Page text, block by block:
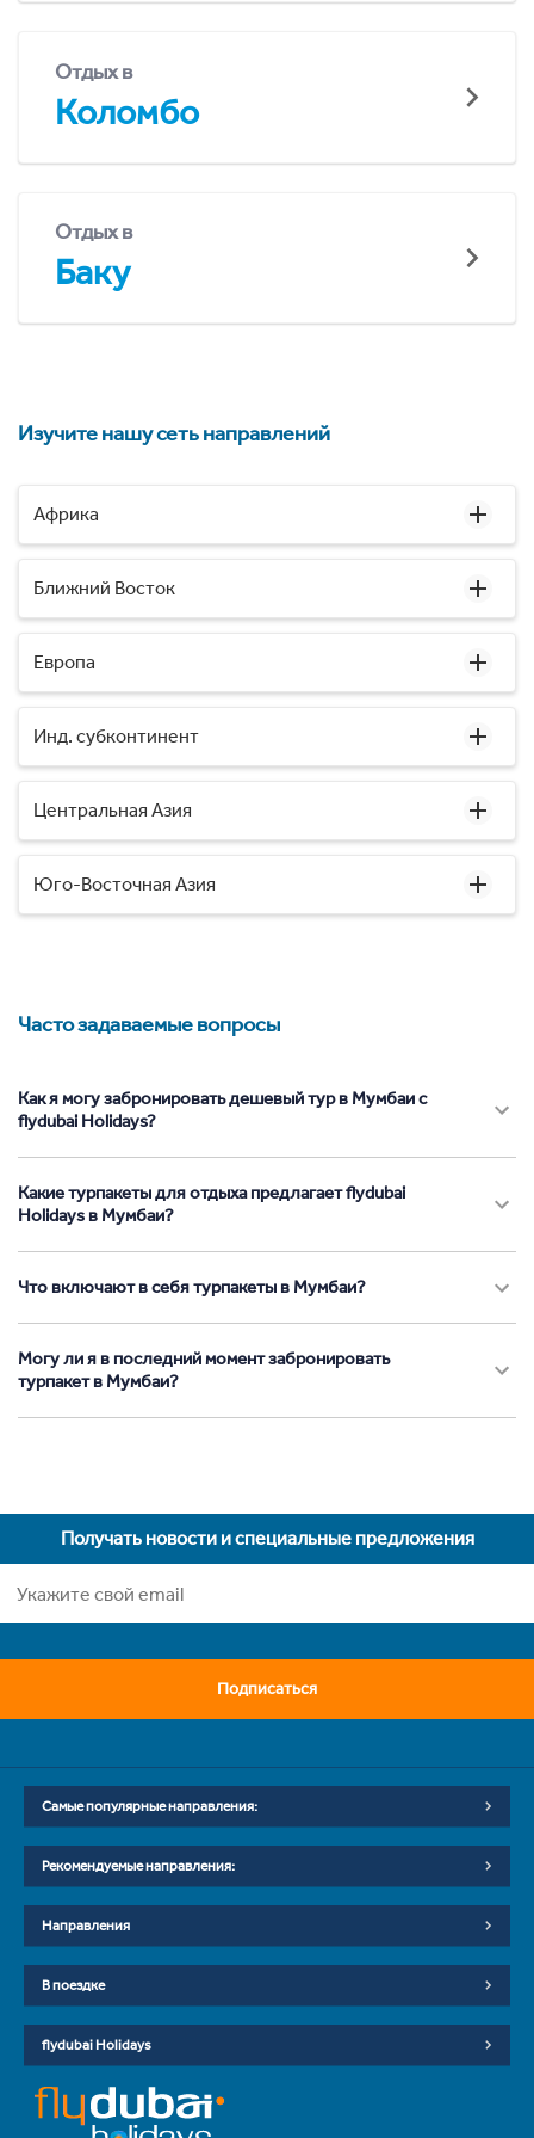
Отдых в
Коломбо
Отдых в
Баку
Изучите нашу сеть направлений
Африка
Ближний Восток
Европа
Инд. субконтинент
Центральная Азия
Юго-Восточная Азия
Часто задаваемые вопросы
Как я могу забронировать дешевый тур в Мумбаи с
flydubai Holidays?
Какие турпакеты для отдыха предлагает flydubai
Holidays в Мумбаи?
Что включают в себя турпакеты в Мумбаи?
Могу ли я в последний момент забронировать
турпакет в Мумбаи?
Получать новости и специальные предложения
Подписаться
Самые популярные направления:
Рекомендуемые направления:
Направления
В поездке
flydubai Holidays